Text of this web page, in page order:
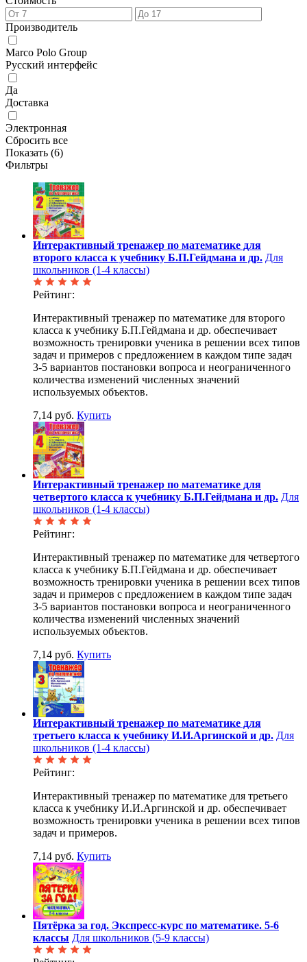
Производитель
Marco Polo Group
Русский интерфейс
Да
Доставка
Электронная
Сбросить все
Показать (6)
Фильтры
Интерактивный тренажер по математике для
второго класса к учебнику Б.П.Гейдмана и др. Для
школьников (1-4 классы)
Рейтинг:
Интерактивный тренажер по математике для второго
класса к учебнику Б.П.Гейдмана и др. обеспечивает
возможность тренировки ученика в решении всех типов
задач и примеров с предложением в каждом типе задач
3-5 вариантов постановки вопроса и неограниченного
количества изменений численных значений
используемых объектов.
7,14 руб. Купить
Интерактивный тренажер по математике для
четвертого класса к учебнику Б.П.Гейдмана и др. Для
школьников (1-4 классы)
Рейтинг:
Интерактивный тренажер по математике для четвертого
класса к учебнику Б.П.Гейдмана и др. обеспечивает
возможность тренировки ученика в решении всех типов
задач и примеров с предложением в каждом типе задач
3-5 вариантов постановки вопроса и неограниченного
количества изменений численных значений
используемых объектов.
7,14 руб. Купить
Интерактивный тренажер по математике для
третьего класса к учебнику И.И.Аргинской и др. Для
школьников (1-4 классы)
Рейтинг:
Интерактивный тренажер по математике для третьего
класса к учебнику И.И.Аргинской и др. обеспечивает
возможность тренировки ученика в решении всех типов
задач и примеров.
7,14 руб. Купить
Пятёрка за год. Экспресс-курс по математике. 5-6
классы Для школьников (5-9 классы)